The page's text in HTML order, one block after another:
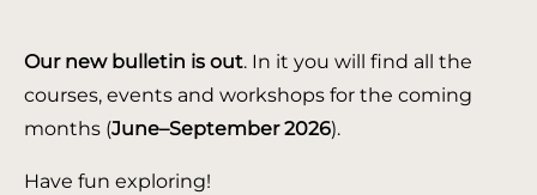
Our new bulletin is out. In it you will find all the
courses, events and workshops for the coming
months (June–September 2026).
Have fun exploring!